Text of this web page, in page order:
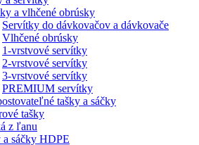
a vlhčené obrúsky
Servítky do dávkovačov a dávkovače
Vlhčené obrúsky
1-vrstvové servítky
2-vrstvové servítky
3-vrstvové servítky
PREMIUM servítky
tašky a sáčky
tašky
z ľanu
a sáčky HDPE